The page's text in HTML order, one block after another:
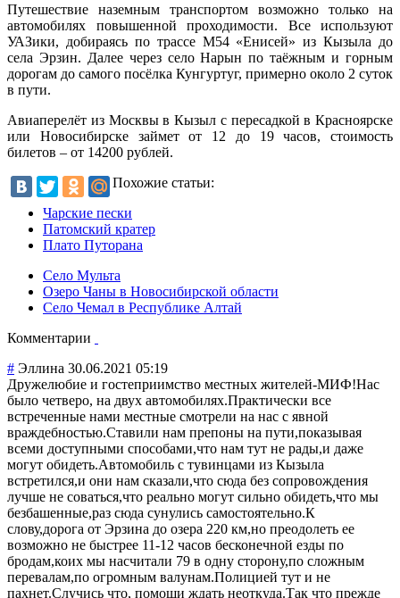
Путешествие наземным транспортом возможно только на
автомобилях повышенной проходимости. Все используют
УАЗики, добираясь по трассе М54 «Енисей» из Кызыла до
села Эрзин. Далее через село Нарын по таёжным и горным
дорогам до самого посёлка Кунгуртуг, примерно около 2 суток
в пути.
Авиаперелёт из Москвы в Кызыл с пересадкой в Красноярске
или Новосибирске займет от 12 до 19 часов, стоимость
билетов – от 14200 рублей.
Похожие статьи:
Чарские пески
Патомский кратер
Плато Путорана
Село Мульта
Озеро Чаны в Новосибирской области
Село Чемал в Республике Алтай
Комментарии
# Эллина 30.06.2021 05:19
Дружелюбие и гостеприимство местных жителей-МИФ!Нас
было четверо, на двух автомобилях.Практически все
встреченные нами местные смотрели на нас с явной
враждебностью.Ставили нам препоны на пути,показывая
всеми доступными способами,что нам тут не рады,и даже
могут обидеть.Автомобиль с тувинцами из Кызыла
встретился,и они нам сказали,что сюда без сопровождения
лучше не соваться,что реально могут сильно обидеть,что мы
безбашенные,раз сюда сунулись самостоятельно.К
слову,дорога от Эрзина до озера 220 км,но преодолеть ее
возможно не быстрее 11-12 часов бесконечной езды по
бродам,коих мы насчитали 79 в одну сторону,по сложным
перевалам,по огромным валунам.Полицией тут и не
пахнет.Случись что, помощи ждать неоткуда.Так что прежде